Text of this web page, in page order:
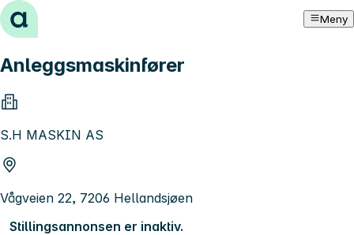
Hopp til innhold Meny
Anleggsmaskinfører
S.H MASKIN AS
Vågveien 22, 7206 Hellandsjøen
Stillingsannonsen er inaktiv.